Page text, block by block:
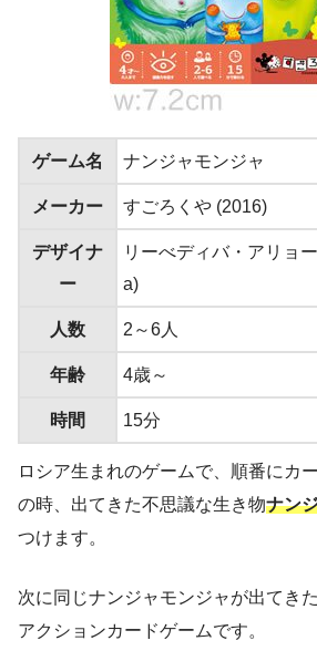
ゲーム名 ナンジャモンジャ
メーカー すごろくや (2016)
デザイナ
ー
リーべディバ・アリョ
а)
人数 2～6人
年齢 4歳～
時間 15分
ロシア生まれのゲームで、順番にカ
の時、出てきた不思議な生き物ナン
つけます。
次に同じナンジャモンジャが出てき
アクションカードゲームです。